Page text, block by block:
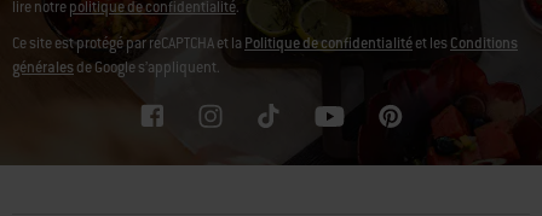
newsletterou en utilisant notreformulaire de contact
. Pour plus de détails, veuillez
lire notrepolitique de confidentialité.
Ce site est protégé par reCAPTCHA et la